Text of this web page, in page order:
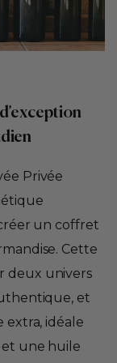
Privée
un coffret
Cette
deux univers
et
extra, idéale
et une huile